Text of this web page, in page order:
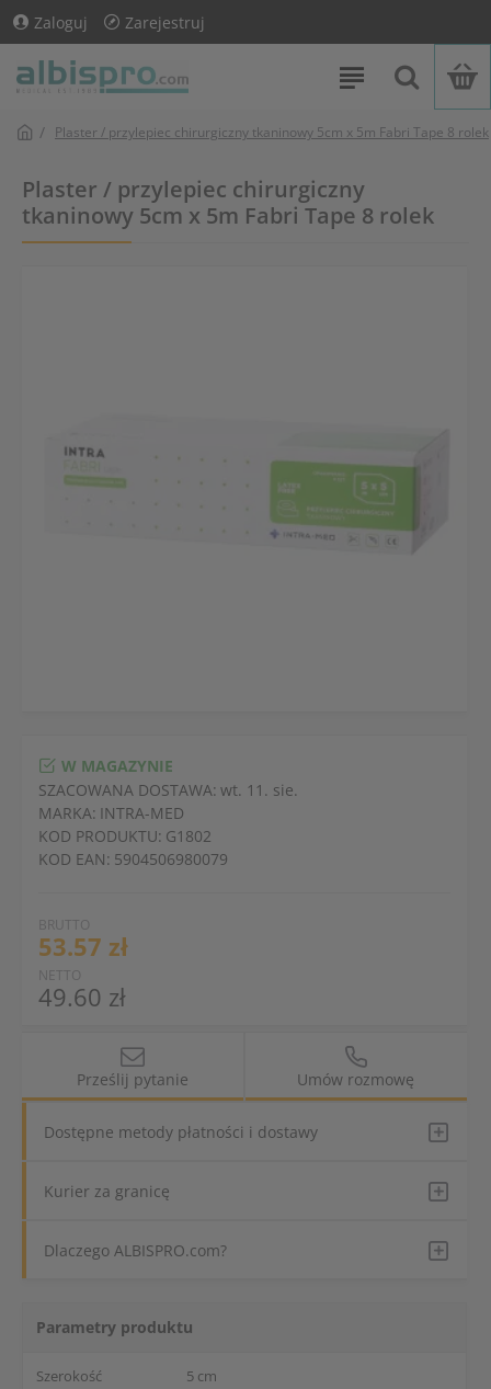
Zaloguj Zarejestruj
Plaster / przylepiec chirurgiczny tkaninowy 5cm x 5m Fabri Tape 8 rolek
Plaster / przylepiec chirurgiczny
tkaninowy 5cm x 5m Fabri Tape 8 rolek
BRUTTO
53.57 zł
NETTO
49.60 zł
W MAGAZYNIE
SZACOWANA DOSTAWA: wt. 11. sie.
MARKA: INTRA-MED
KOD PRODUKTU: G1802
KOD EAN: 5904506980079
Prześlij pytanie Umów rozmowę
Dostępne metody płatności i dostawy
Kurier za granicę
Dlaczego ALBISPRO.com?
Parametry produktu
Szerokość 5 cm